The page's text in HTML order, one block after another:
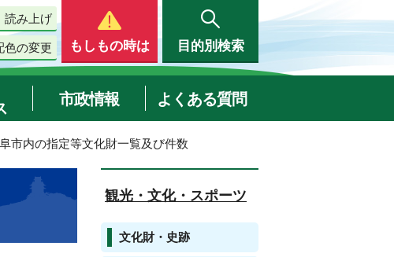
読み上げ
色の変更 もしもの時は 目的別検索
市政情報 よくある質問
市内の指定等文化財一覧及び件数
観光・文化・スポーツ
文化財・史跡